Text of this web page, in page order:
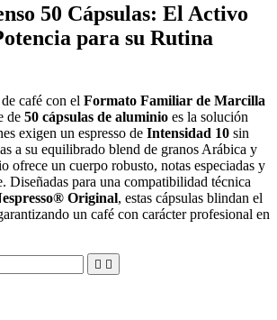
50 Cápsulas: El Activo
para su Rutina
café con el Formato Familiar de Marcilla
de 50 cápsulas de aluminio es la solución
exigen un espresso de Intensidad 10 sin
a su equilibrado blend de granos Arábica y
ofrece un cuerpo robusto, notas especiadas y
Diseñadas para una compatibilidad técnica
Original, estas cápsulas blindan el
un café con carácter profesional en
 